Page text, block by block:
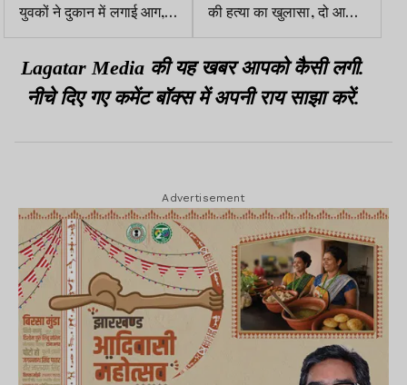
युवकों ने दुकान में लगाई आग,
10 लाख का नुकसान
की हत्या का खुलासा, दो आरोपी
गिरफ्तार
Lagatar Media की यह खबर आपको कैसी लगी.
नीचे दिए गए कमेंट बॉक्स में अपनी राय साझा करें.
Advertisement